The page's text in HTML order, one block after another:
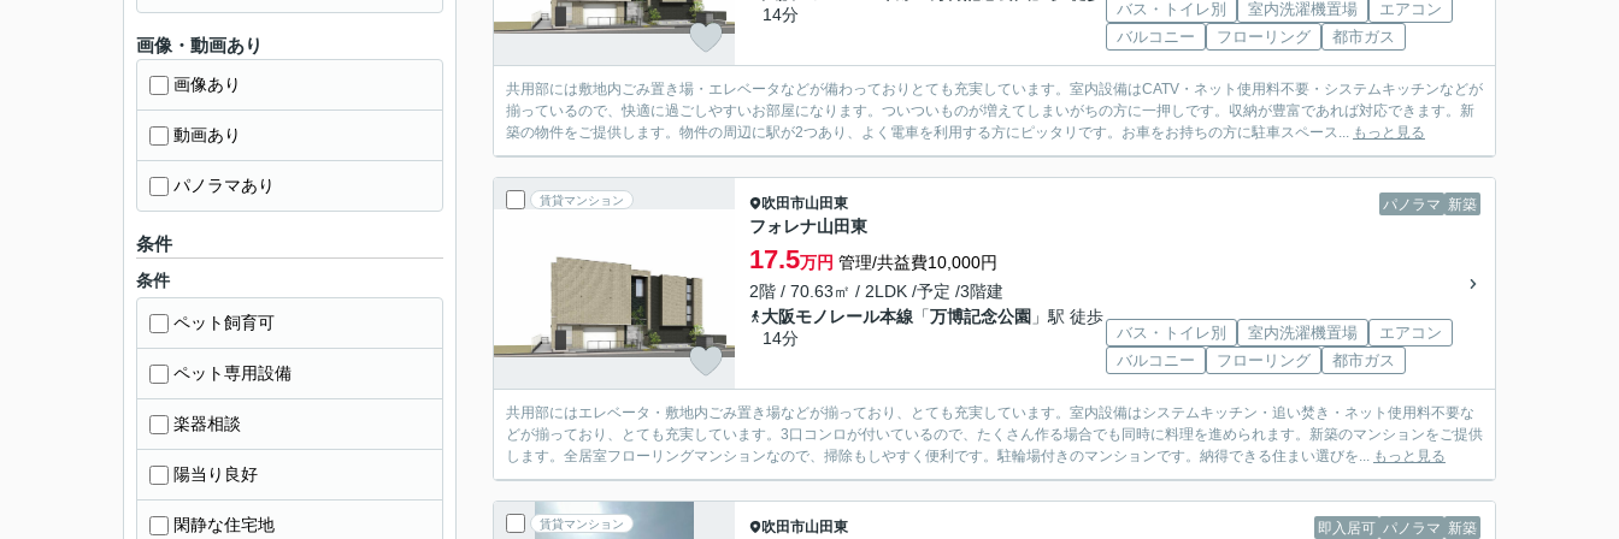
14分
バス・トイレ別 室内洗濯機置場
エアコン
バルコニー
フローリング 都市ガス
共用部には敷地内ごみ置き場・エレベータなどが備わっておりとても充実しています。室内設備はCATV・ネット使用料不要・システムキッチンなどが
揃っているので、快適に過ごしやすいお部屋になります。ついついものが増えてしまいがちの方に一押しです。収納が豊富であれば対応できます。新
築の物件をご提供します。物件の周辺に駅が2つあり、よく電車を利用する方にピッタリです。お車をお持ちの方に駐車スペース... もっと見る
賃貸マンション パノラマ 新築
吹田市山田東
フォレナ山田東
17.5万円 管理/共益費10,000円
2階 / 70.63㎡ / 2LDK /予定 /3階建
大阪モノレール本線 「万博記念公園 」駅 徒歩
14分
バス・トイレ別 室内洗濯機置場
エアコン
バルコニー
フローリング 都市ガス
共用部にはエレベータ・敷地内ごみ置き場などが揃っており、とても充実しています。室内設備はシステムキッチン・追い焚き・ネット使用料不要な
どが揃っており、とても充実しています。3口コンロが付いているので、たくさん作る場合でも同時に料理を進められます。新築のマンションをご提供
します。全居室フローリングマンションなので、掃除もしやすく便利です。駐輪場付きのマンションです。納得できる住まい選びを... もっと見る
賃貸マンション 即入居可 パノラマ 新築
吹田市山田東
画像・動画あり
画像あり
動画あり
パノラマあり
条件
条件
ペット飼育可
ペット専用設備
楽器相談
陽当り良好
閑静な住宅地